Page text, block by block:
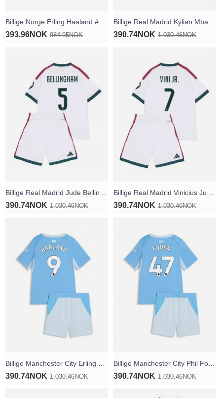
393.96NOK 984.95NOK 390.74NOK 1.030.46NOK
390.74NOK 1.030.46NOK 390.74NOK 1.030.46NOK
390.74NOK 1.030.46NOK 390.74NOK 1.030.46NOK